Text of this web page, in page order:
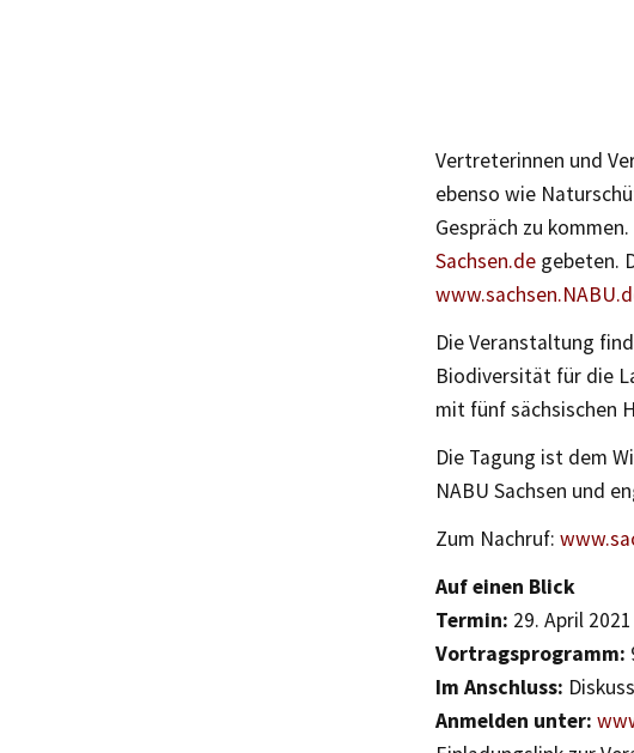
Vertreterinnen und
ebenso wie
Gespräch zu
Sachsen.de gebeten.
Die Veranstaltung
Biodiversität für die
mit fünf sächsischen
Die Tagung ist dem
NABU Sachsen und
Zum Nachruf:
Auf einen Blick
Termin: 29. April 2021
Vortragsprogramm:
Im Anschluss:
Anmelden unter: